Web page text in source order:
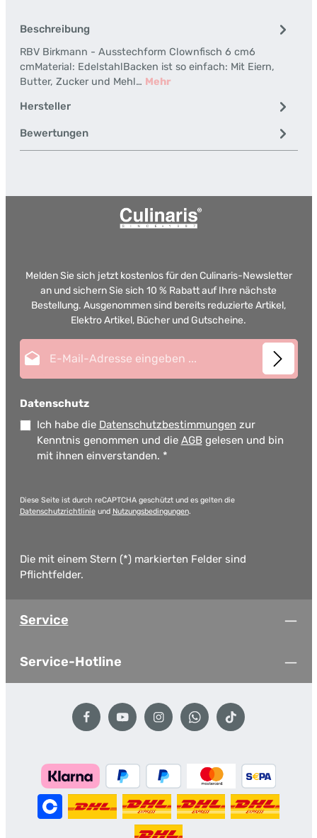
Beschreibung
RBV Birkmann - Ausstechform Clownfisch 6 cm6
cmMaterial: EdelstahlBacken ist so einfach: Mit Eiern,
Butter, Zucker und Mehl… Mehr
Hersteller
Bewertungen
Melden Sie sich jetzt kostenlos für den Culinaris-Newsletter
an und sichern Sie sich 10 % Rabatt auf Ihre nächste
Bestellung. Ausgenommen sind bereits reduzierte Artikel,
Elektro Artikel, Bücher und Gutscheine.
Datenschutz
Ich habe die Datenschutzbestimmungen zur
Kenntnis genommen und die AGB gelesen und bin
mit ihnen einverstanden. *
Diese Seite ist durch reCAPTCHA geschützt und es gelten die
Datenschutzrichtlinieund Nutzungsbedingungen.
Die mit einem Stern (*) markierten Felder sind
Pflichtfelder.
Service
Service-Hotline